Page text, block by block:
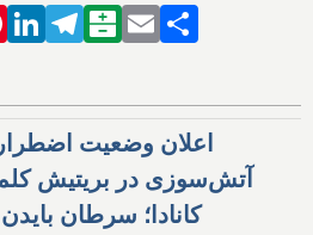
PinterestLinkedIn
Telegram
Balatarin
Email
اعلان وضعیت
آتش‌سوزی در بریتیش
کانادا؛ سرطان